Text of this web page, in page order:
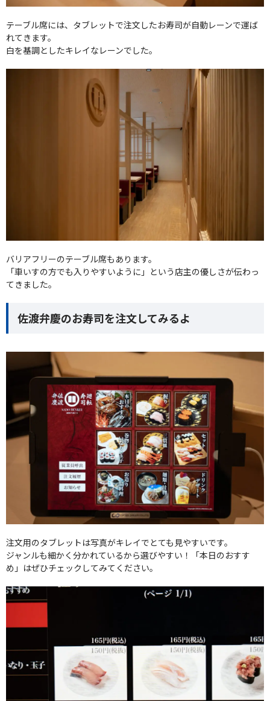
テーブル席には、タブレットで注文したお寿司が自動レーンで運ば
れてきます。
白を基調としたキレイなレーンでした。
バリアフリーのテーブル席もあります。
「車いすの方でも入りやすいように」という店主の優しさが伝わっ
てきました。
佐渡弁慶のお寿司を注文してみるよ
注文用のタブレットは写真がキレイでとても見やすいです。
ジャンルも細かく分かれているから選びやすい！「本日のおすす
め」はぜひチェックしてみてください。